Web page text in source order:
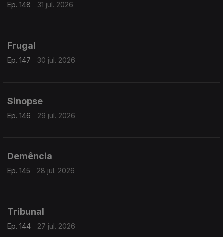
Ep. 148 31 jul. 2026
Frugal
Ep. 147 30 jul. 2026
Sinopse
Ep. 146 29 jul. 2026
Demência
Ep. 145 28 jul. 2026
Tribunal
Ep. 144 27 jul. 2026